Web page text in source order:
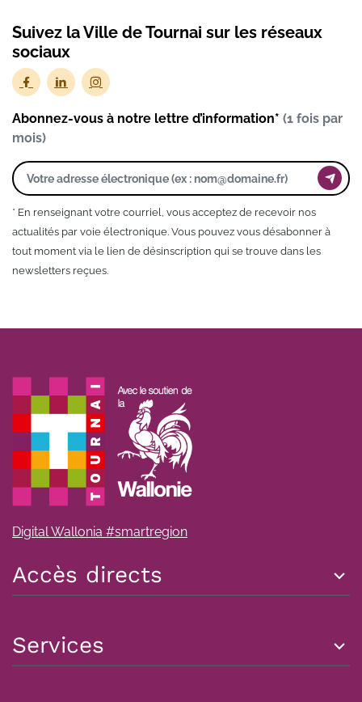
Suivez la Ville de Tournai sur les réseaux
sociaux
Abonnez-vous à notre lettre d’information* (1 fois par
mois)
* En renseignant votre courriel, vous acceptez de recevoir nos
actualités par voie électronique. Vous pouvez vous désabonner à
tout moment via le lien de désinscription qui se trouve dans les
newsletters reçues.
Digital Wallonia #smartregion
Accès directs
Services